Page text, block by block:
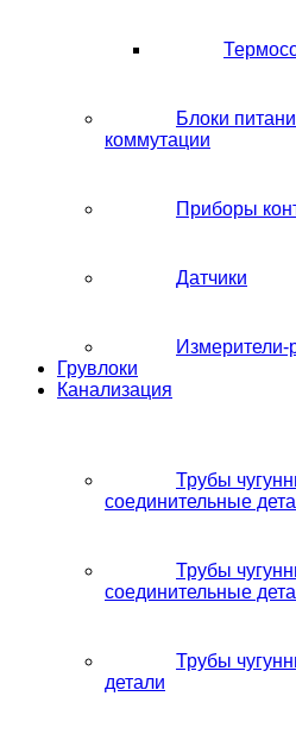
Блоки
коммутации
Приборы
Датчики
Измерители-
Грувлоки
Канализация
Трубы
соединительные
Трубы
соединительные
Трубы
детали